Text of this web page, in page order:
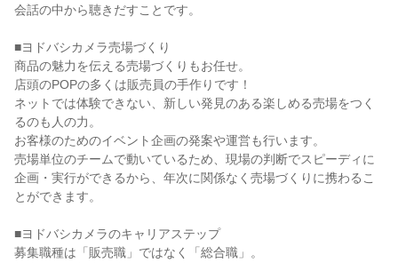
会話の中から聴きだすことです。
■ヨドバシカメラ売場づくり
商品の魅力を伝える売場づくりもお任せ。
店頭のPOPの多くは販売員の手作りです！
ネットでは体験できない、新しい発見のある楽しめる売場をつく
るのも人の力。
お客様のためのイベント企画の発案や運営も行います。
売場単位のチームで動いているため、現場の判断でスピーディに
企画・実行ができるから、年次に関係なく売場づくりに携わるこ
とができます。
■ヨドバシカメラのキャリアステップ
募集職種は「販売職」ではなく「総合職」。